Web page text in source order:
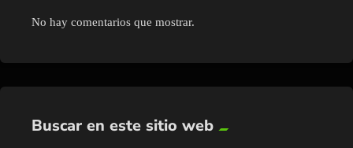
No hay comentarios que mostrar.
Buscar en este sitio web